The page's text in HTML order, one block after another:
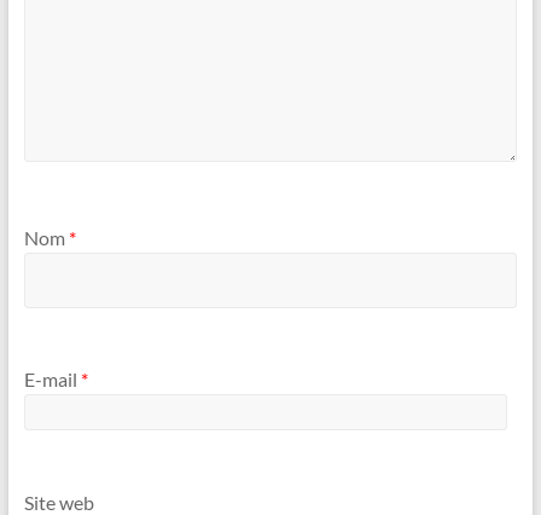
Nom *
E-mail *
Site web